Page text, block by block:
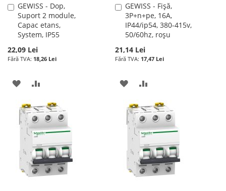
GEWISS - Dop,
Suport 2 module,
Capac etans,
System, IP55
22,09 Lei
18,26 Lei
Adauga
în
cos
ADAUGATI
LISTA
DE
DORINTE
PENTRU
COMPARARE
GEWISS - Fișă,
3P+n+pe, 16A,
IP44/ip54, 380-415v,
50/60hz, roșu
21,14 Lei
17,47 Lei
Adauga
în
cos
ADAUGATI
LISTA
DE
DORINTE
PENTRU
COMPARARE